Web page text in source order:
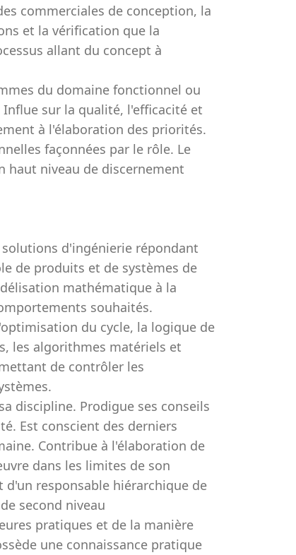
commerciales de conception, la
et la vérification que la
allant du concept à
du domaine fonctionnel ou
sur la qualité, l'efficacité et
à l'élaboration des priorités.
façonnées par le rôle. Le
haut niveau de discernement
d'ingénierie répondant
de produits et de systèmes de
mathématique à la
souhaités.
du cycle, la logique de
les algorithmes matériels et
de contrôler les
discipline. Prodigue ses conseils
Est conscient des derniers
Contribue à l'élaboration de
dans les limites de son
responsable hiérarchique de
second niveau
pratiques et de la manière
une connaissance pratique